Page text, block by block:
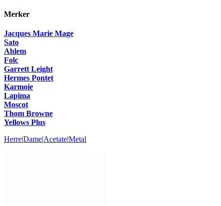
Merker
Jacques Marie Mage
Sato
Ahlem
Folc
Garrett Leight
Hermes Pontet
Karmoie
Lapima
Moscot
Thom Browne
Yellows Plus
Herre|Dame|Acetate|Metal